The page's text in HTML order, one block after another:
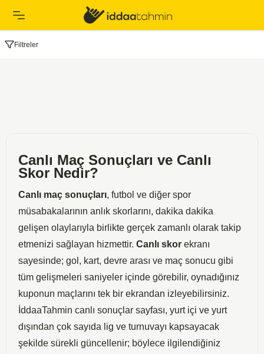
Filtreler
Canlı Maç Sonuçları ve Canlı
Skor Nedir?
Canlı maç sonuçları, futbol ve diğer spor
müsabakalarının anlık skorlarını, dakika dakika
gelişen olaylarıyla birlikte gerçek zamanlı olarak takip
etmenizi sağlayan hizmettir. Canlı skor ekranı
sayesinde; gol, kart, devre arası ve maç sonucu gibi
tüm gelişmeleri saniyeler içinde görebilir, oynadığınız
kuponun maçlarını tek bir ekrandan izleyebilirsiniz.
İddaaTahmin canlı sonuçlar sayfası, yurt içi ve yurt
dışından çok sayıda lig ve turnuvayı kapsayacak
şekilde sürekli güncellenir; böylece ilgilendiğiniz